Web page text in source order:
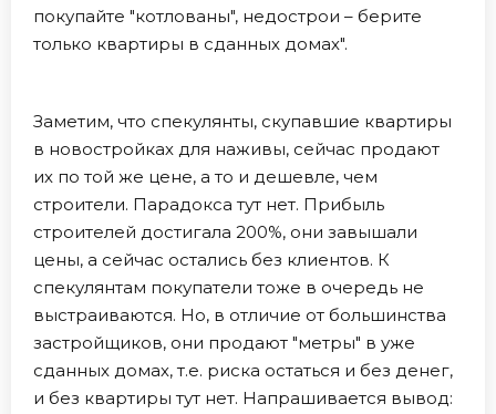
покупайте "котлованы", недострои – берите
только квартиры в сданных домах".
Заметим, что спекулянты, скупавшие квартиры
в новостройках для наживы, сейчас продают
их по той же цене, а то и дешевле, чем
строители. Парадокса тут нет. Прибыль
строителей достигала 200%, они завышали
цены, а сейчас остались без клиентов. К
спекулянтам покупатели тоже в очередь не
выстраиваются. Но, в отличие от большинства
застройщиков, они продают "метры" в уже
сданных домах, т.е. риска остаться и без денег,
и без квартиры тут нет. Напрашивается вывод: